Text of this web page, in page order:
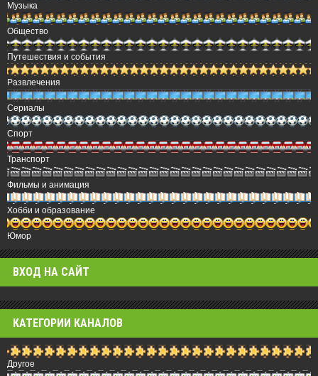
Музыка
Общество
Путешествия и события
Развлечения
Сериалы
Спорт
Транспорт
Фильмы и анимация
Хобби и образование
Юмор
ВХОД НА САЙТ
КАТЕГОРИИ КАНАЛОВ
Другое